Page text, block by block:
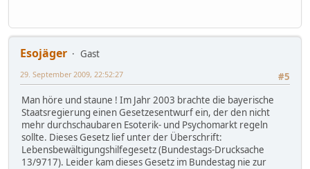
Esojäger
Gast
#5
29. September 2009, 22:52:27
Man höre und staune ! Im Jahr 2003 brachte die bayerische
Staatsregierung einen Gesetzesentwurf ein, der den nicht
mehr durchschaubaren Esoterik- und Psychomarkt regeln
sollte. Dieses Gesetz lief unter der Überschrift:
Lebensbewältigungshilfegesetz (Bundestags-Drucksache
13/9717). Leider kam dieses Gesetz im Bundestag nie zur